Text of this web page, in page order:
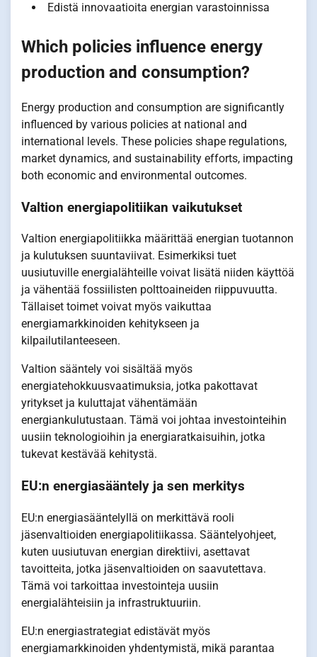
Edistä innovaatioita energian varastoinnissa
Which policies influence energy
production and consumption?
Energy production and consumption are significantly
influenced by various policies at national and
international levels. These policies shape regulations,
market dynamics, and sustainability efforts, impacting
both economic and environmental outcomes.
Valtion energiapolitiikan vaikutukset
Valtion energiapolitiikka määrittää energian tuotannon
ja kulutuksen suuntaviivat. Esimerkiksi tuet
uusiutuville energialähteille voivat lisätä niiden käyttöä
ja vähentää fossiilisten polttoaineiden riippuvuutta.
Tällaiset toimet voivat myös vaikuttaa
energiamarkkinoiden kehitykseen ja
kilpailutilanteeseen.
Valtion sääntely voi sisältää myös
energiatehokkuusvaatimuksia, jotka pakottavat
yritykset ja kuluttajat vähentämään
energiankulutustaan. Tämä voi johtaa investointeihin
uusiin teknologioihin ja energiaratkaisuihin, jotka
tukevat kestävää kehitystä.
EU:n energiasääntely ja sen merkitys
EU:n energiasääntelyllä on merkittävä rooli
jäsenvaltioiden energiapolitiikassa. Sääntelyohjeet,
kuten uusiutuvan energian direktiivi, asettavat
tavoitteita, jotka jäsenvaltioiden on saavutettava.
Tämä voi tarkoittaa investointeja uusiin
energialähteisiin ja infrastruktuuriin.
EU:n energiastrategiat edistävät myös
energiamarkkinoiden yhdentymistä, mikä parantaa